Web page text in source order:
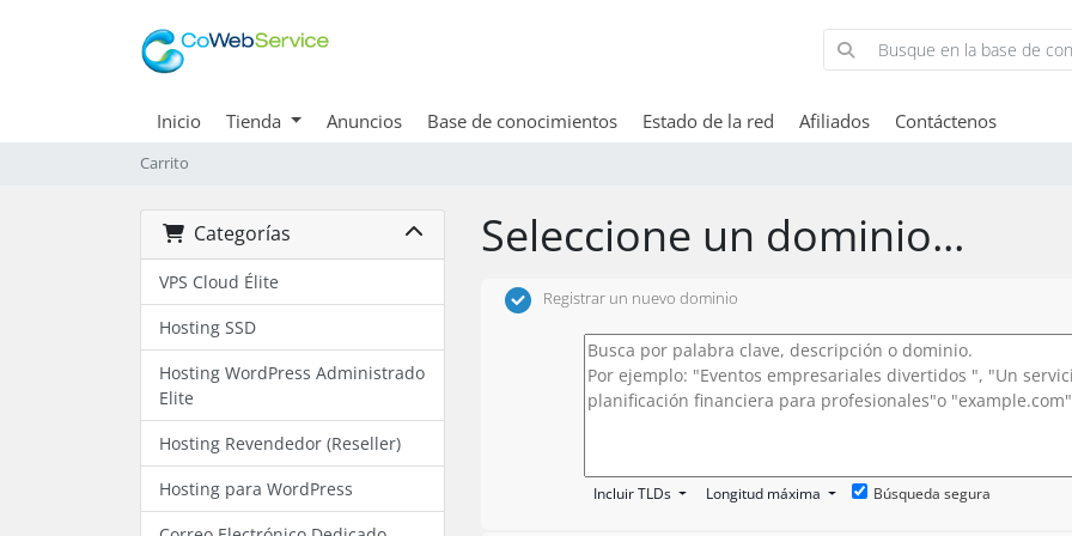
Inicio Tienda Anuncios Base de conocimientos Estado de la red Afiliados Contáctenos
Carrito
Categorías
VPS Cloud Élite
Hosting SSD
Hosting WordPress Administrado
Elite
Hosting Revendedor (Reseller)
Hosting para WordPress
Seleccione un dominio...
Registrar un nuevo dominio
Incluir TLDs Longitud máxima Búsqueda segura